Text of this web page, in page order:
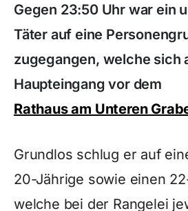
Gegen 23:50 Uhr war ein
Täter auf eine
zugegangen, welche sich
Haupteingang vor dem
Rathaus am Unteren
Grundlos schlug er auf
20-Jährige sowie einen
welche bei der Rangelei